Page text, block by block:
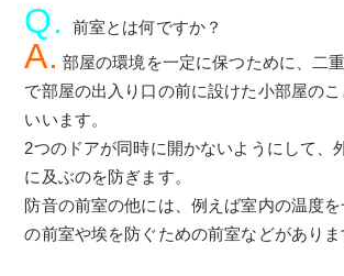
Q. 前室とは何ですか？
A. 部屋の環境を一定に保つために、二
で部屋の出入り口の前に設けた小部屋の
いいます。
2つのドアが同時に開かないようにして、
に及ぶのを防ぎます。
防音の前室の他には、例えば室内の温度
の前室や埃を防ぐための前室などがありま